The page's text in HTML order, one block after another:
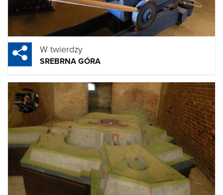
W twierdzy
SREBRNA GÓRA